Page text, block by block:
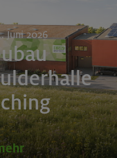
Berge)
Juni 2026